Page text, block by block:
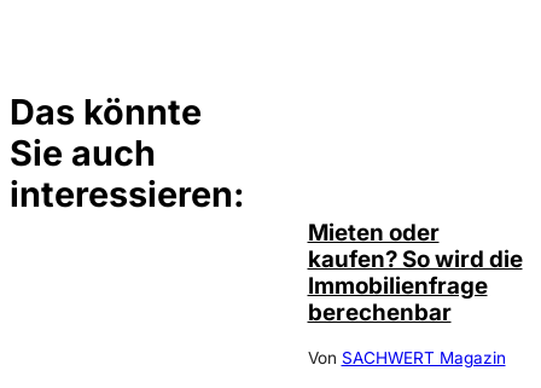
Das könnte
Sie auch
interessieren:
Mieten oder
kaufen? So wird die
Immobilienfrage
berechenbar
Von SACHWERT Magazin